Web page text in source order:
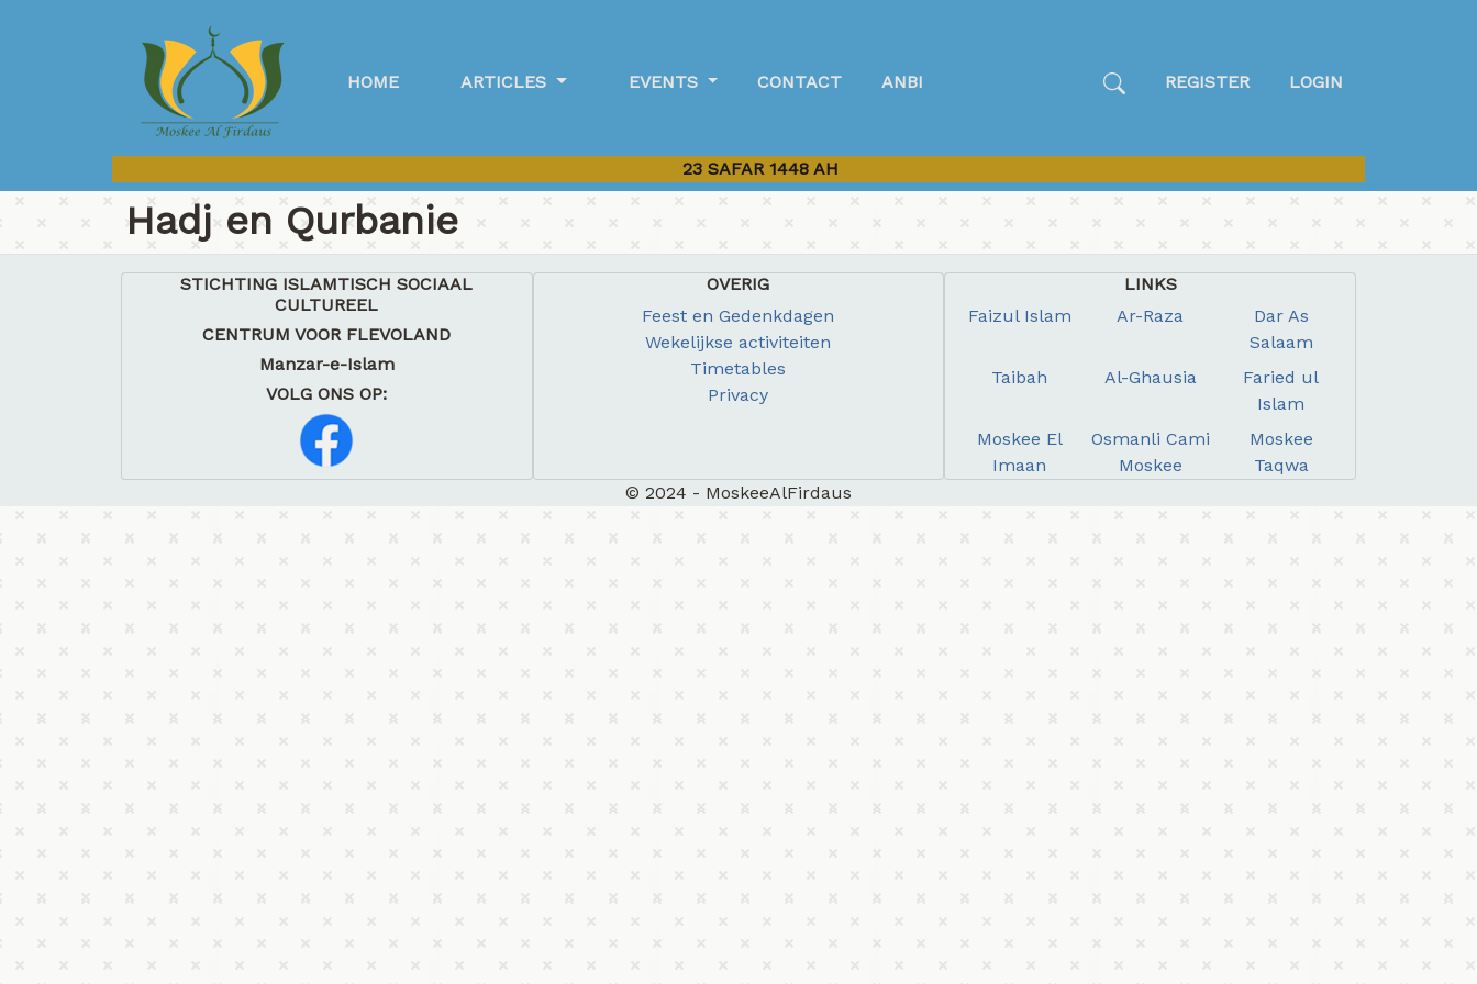
HOME ARTICLES EVENTS CONTACT ANBI REGISTER LOGIN
23 SAFAR 1448 AH
Hadj en Qurbanie
STICHTING ISLAMTISCH SOCIAAL
CULTUREEL
CENTRUM VOOR FLEVOLAND
Manzar-e-Islam
VOLG ONS OP:
OVERIG
Feest en Gedenkdagen
Wekelijkse activiteiten
Timetables
Privacy
LINKS
Faizul Islam
Ar-Raza
Dar As
Salaam
Taibah
Al-Ghausia
Faried ul
Islam
Moskee El
Imaan
Osmanli Cami
Moskee
Moskee
Taqwa
© 2024 - MoskeeAlFirdaus